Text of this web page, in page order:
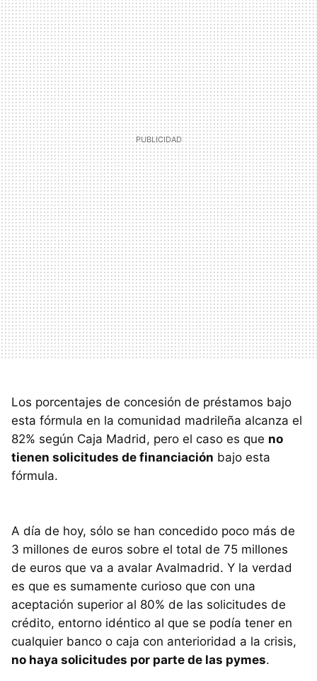
Los porcentajes de concesión de préstamos bajo
esta fórmula en la comunidad madrileña alcanza el
82% según Caja Madrid, pero el caso es que no
tienen solicitudes de financiación bajo esta
fórmula.
A día de hoy, sólo se han concedido poco más de
3 millones de euros sobre el total de 75 millones
de euros que va a avalar Avalmadrid. Y la verdad
es que es sumamente curioso que con una
aceptación superior al 80% de las solicitudes de
crédito, entorno idéntico al que se podía tener en
cualquier banco o caja con anterioridad a la crisis,
no haya solicitudes por parte de las pymes.